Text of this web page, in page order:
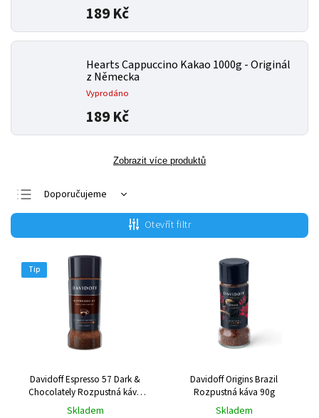
189 Kč
Hearts Cappuccino Kakao 1000g - Originál
z Německa
Vyprodáno
189 Kč
Zobrazit více produktů
Doporučujeme
Nejlevnější
Nejdražší
Nejprodávanější
Abecedně
Otevřít filtr
Tip
Davidoff Espresso 57 Dark &
Chocolately Rozpustná káva
100g
Skladem
Davidoff Origins Brazil
Rozpustná káva 90g
Skladem